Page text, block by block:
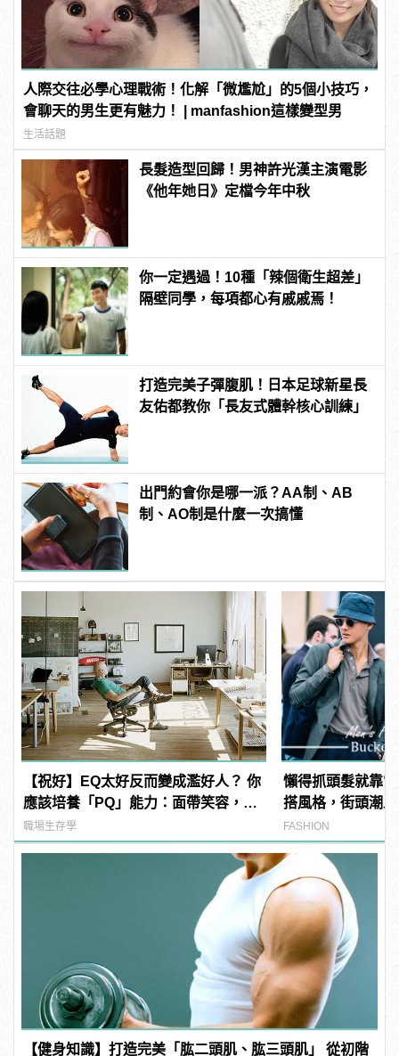
人際交往必學心理戰術！化解「微尷尬」的5個小技巧，
會聊天的男生更有魅力！ | manfashion這樣變型男
生活話題
長髮造型回歸！男神許光漢主演電影
《他年她日》定檔今年中秋
你一定遇過！10種「辣個衛生超差」
隔壁同學，每項都心有戚戚焉！
打造完美子彈腹肌！日本足球新星長
友佑都教你「長友式體幹核心訓練」
出門約會你是哪一派？AA制、AB
制、AO制是什麼一次搞懂
【祝好】EQ太好反而變成濫好人？ 你
應該培養「PQ」能力：面帶笑容，也
要帶著拳頭！
職場生存學
懶得抓頭髮就靠
搭風格，街頭潮
FASHION
【健身知識】打造完美「肱二頭肌、肱三頭肌」 從初階